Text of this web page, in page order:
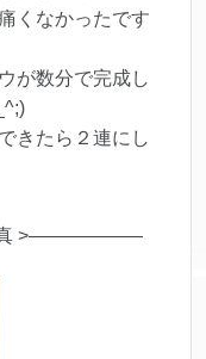
くなかったです
が数分で完成し
きたら２連にし
写真 >——————